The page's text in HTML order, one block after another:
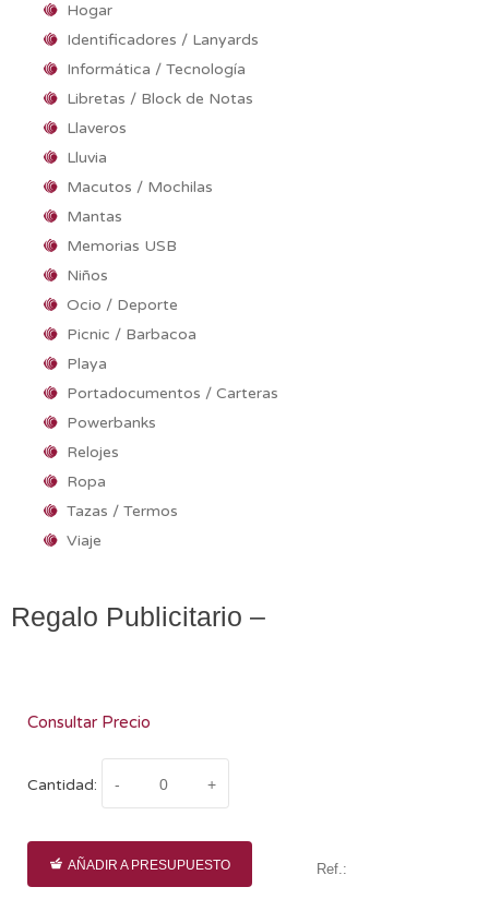
Hogar
Identificadores / Lanyards
Informática / Tecnología
Libretas / Block de Notas
Llaveros
Lluvia
Macutos / Mochilas
Mantas
Memorias USB
Niños
Ocio / Deporte
Picnic / Barbacoa
Playa
Portadocumentos / Carteras
Powerbanks
Relojes
Ropa
Tazas / Termos
Viaje
Regalo Publicitario –
Consultar Precio
Cantidad:
AÑADIR A PRESUPUESTO Ref.: